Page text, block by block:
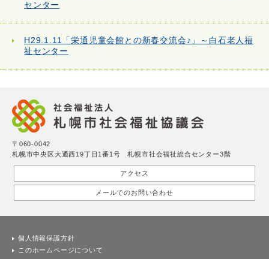
センター
H29.1.11「栄通児童会館との新春交流会♪」～白石老人福
祉センター
〒060-0042
札幌市中央区大通西19丁目1番1号 札幌市社会福祉総合センター3階
アクセス
メールでのお問い合わせ
個人情報保護方針
このホームページについて